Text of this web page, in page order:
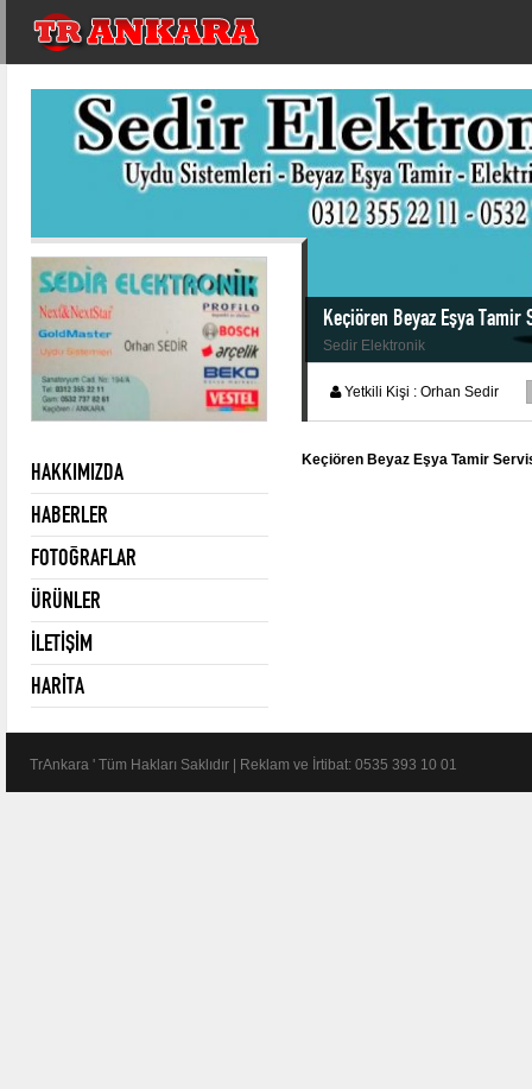
Keçiören Beyaz Eşya Tamir
Sedir Elektronik
Yetkili Kişi : Orhan Sedir
HAKKIMIZDA
HABERLER
FOTOĞRAFLAR
ÜRÜNLER
İLETİŞİM
HARİTA
Keçiören Beyaz Eşya Tamir
TrAnkara ' Tüm Hakları Saklıdır | Reklam ve İrtibat: 0535 393 10 01